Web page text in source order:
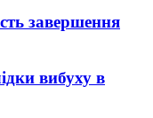
завершення
вибуху в